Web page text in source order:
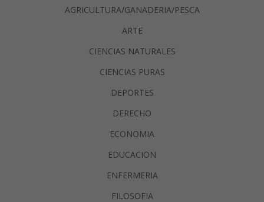
AGRICULTURA/GANADERIA/PESCA
ARTE
CIENCIAS NATURALES
CIENCIAS PURAS
DEPORTES
DERECHO
ECONOMIA
EDUCACION
ENFERMERIA
FILOSOFIA